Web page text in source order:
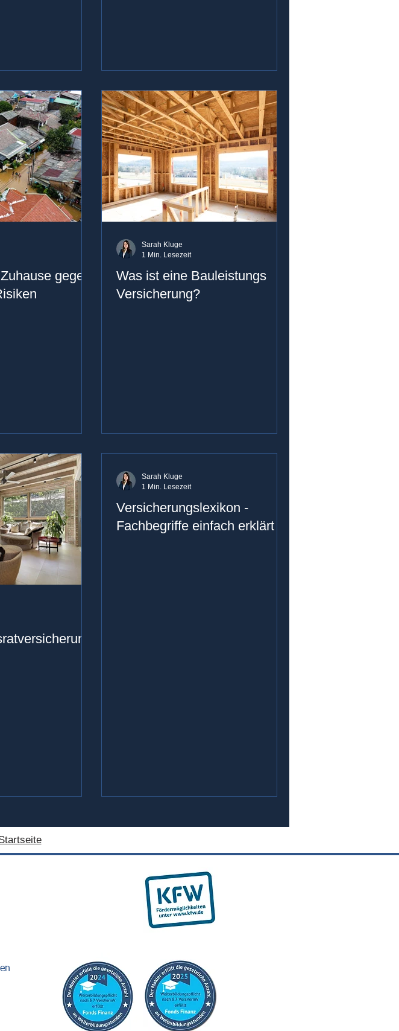
gegen
Was ist eine Bauleistungs
Versicherung?
Sarah Kluge
1 Min. Lesezeit
Versicherungslexikon -
Fachbegriffe einfach erklärt
Sarah Kluge
1 Min. Lesezeit